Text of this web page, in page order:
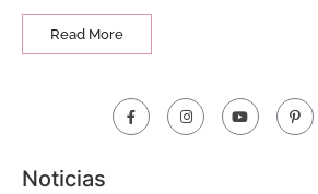
Read More
Noticias